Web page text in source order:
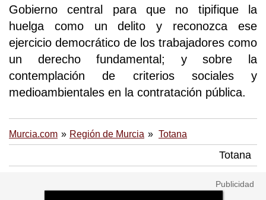
Gobierno central para que no tipifique la
huelga como un delito y reconozca ese
ejercicio democrático de los trabajadores como
un derecho fundamental; y sobre la
contemplación de criterios sociales y
medioambientales en la contratación pública.
Murcia.com Región de Murcia Totana
Totana